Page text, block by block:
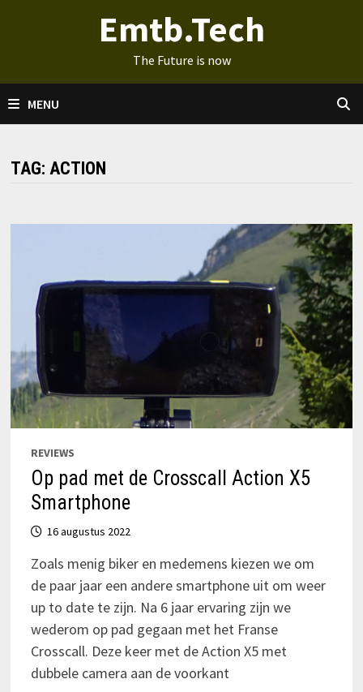
Emtb.Tech
The Future is now
MENU
TAG: ACTION
REVIEWS
Op pad met de Crosscall Action X5
Smartphone
16 augustus 2022
Zoals menig biker en medemens kiezen we om
de paar jaar een andere smartphone uit om weer
up to date te zijn. Na 6 jaar ervaring zijn we
wederom op pad gegaan met het Franse
Crosscall. Deze keer met de Action X5 met
dubbele camera aan de voorkant